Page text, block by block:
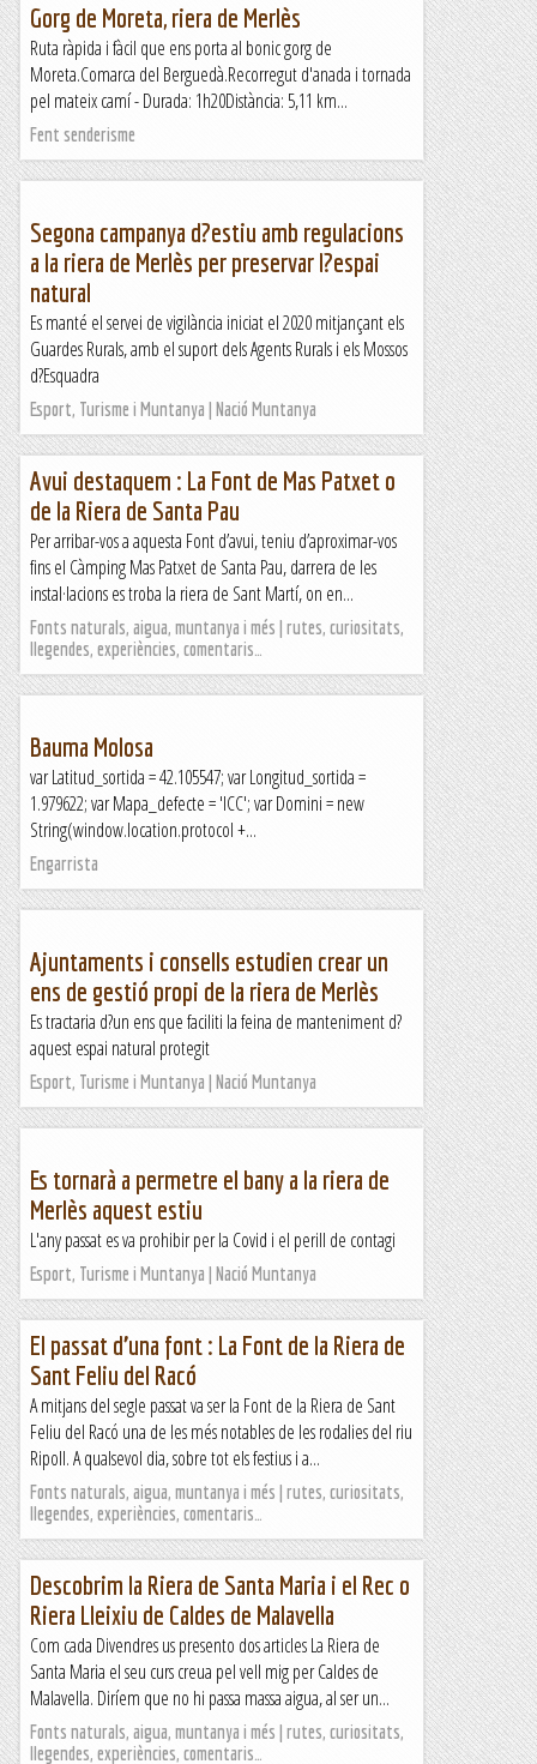
Gorg de Moreta, riera de Merlès
Ruta ràpida i fàcil que ens porta al bonic gorg de
Moreta.Comarca del Berguedà.Recorregut d'anada i tornada
pel mateix camí - Durada: 1h20Distància: 5,11 km...
Fent senderisme
Segona campanya d?estiu amb regulacions
a la riera de Merlès per preservar l?espai
natural
Es manté el servei de vigilància iniciat el 2020 mitjançant els
Guardes Rurals, amb el suport dels Agents Rurals i els Mossos
d?Esquadra
Esport, Turisme i Muntanya | Nació Muntanya
Avui destaquem : La Font de Mas Patxet o
de la Riera de Santa Pau
Per arribar-vos a aquesta Font d’avui, teniu d’aproximar-vos
fins el Càmping Mas Patxet de Santa Pau, darrera de les
instal·lacions es troba la riera de Sant Martí, on en...
Fonts naturals, aigua, muntanya i més | rutes, curiositats,
llegendes, experiències, comentaris…
Bauma Molosa
var Latitud_sortida = 42.105547; var Longitud_sortida =
1.979622; var Mapa_defecte = 'ICC'; var Domini = new
String(window.location.protocol +...
Engarrista
Ajuntaments i consells estudien crear un
ens de gestió propi de la riera de Merlès
Es tractaria d?un ens que faciliti la feina de manteniment d?
aquest espai natural protegit
Esport, Turisme i Muntanya | Nació Muntanya
Es tornarà a permetre el bany a la riera de
Merlès aquest estiu
L'any passat es va prohibir per la Covid i el perill de contagi
Esport, Turisme i Muntanya | Nació Muntanya
El passat d’una font : La Font de la Riera de
Sant Feliu del Racó
A mitjans del segle passat va ser la Font de la Riera de Sant
Feliu del Racó una de les més notables de les rodalies del riu
Ripoll. A qualsevol dia, sobre tot els festius i a...
Fonts naturals, aigua, muntanya i més | rutes, curiositats,
llegendes, experiències, comentaris…
Descobrim la Riera de Santa Maria i el Rec o
Riera Lleixiu de Caldes de Malavella
Com cada Divendres us presento dos articles La Riera de
Santa Maria el seu curs creua pel vell mig per Caldes de
Malavella. Diríem que no hi passa massa aigua, al ser un...
Fonts naturals, aigua, muntanya i més | rutes, curiositats,
llegendes, experiències, comentaris…